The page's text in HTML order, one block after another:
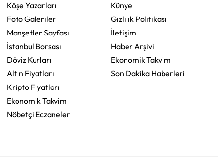
Köşe Yazarları
Foto Galeriler
Manşetler Sayfası
İstanbul Borsası
Döviz Kurları
Altın Fiyatları
Kripto Fiyatları
Ekonomik Takvim
Nöbetçi Eczaneler
Künye
Gizlilik Politikası
İletişim
Haber Arşivi
Ekonomik Takvim
Son Dakika Haberleri